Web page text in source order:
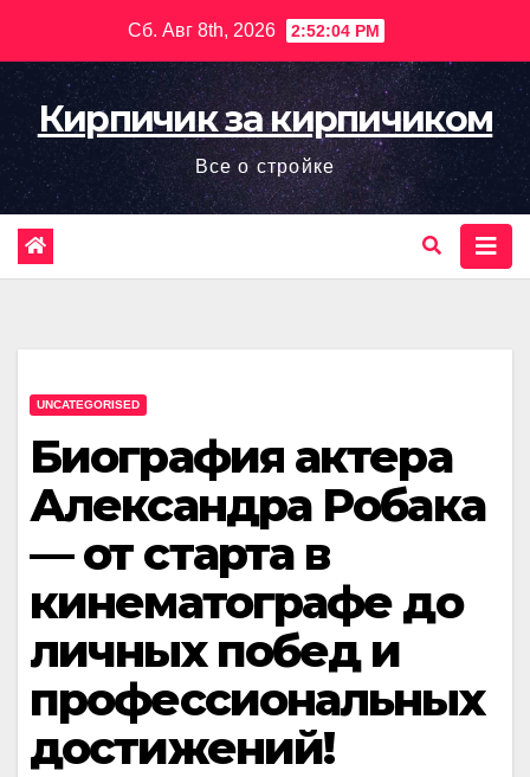
содержимому
Сб. Авг 8th, 2026 2:52:05 PM
Кирпичик за кирпичиком
Все о стройке
UNCATEGORISED
Биография актера
Александра Робака
— от старта в
кинематографе до
личных побед и
профессиональных
достижений!